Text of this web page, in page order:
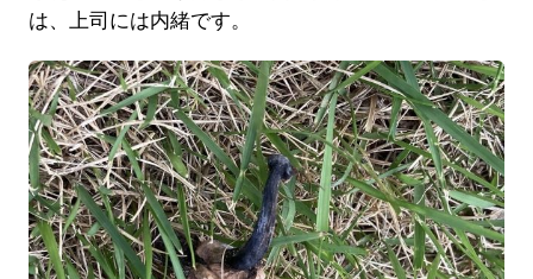
は、上司には内緒です。